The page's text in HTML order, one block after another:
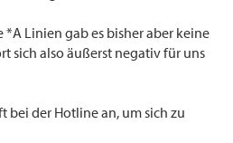
Linien gab es bisher aber keine
sich also äußerst negativ für uns
bei der Hotline an, um sich zu